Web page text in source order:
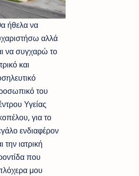
ήθελα να
αλλά
να συγχαρώ το
και
του
Υγείας
για το
ενδιαφέρον
την ιατρική
που
μου